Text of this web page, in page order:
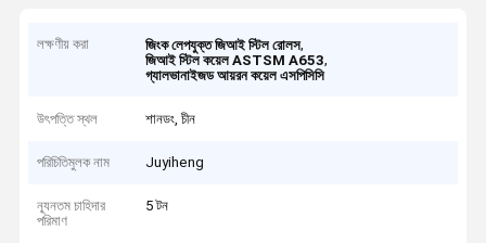
লক্ষণীয় করা জিংক লেপযুক্ত জিআই স্টিল রোলস,
জিআই স্টিল কয়েল ASTSM A653,
গ্যালভানাইজড আয়রন কয়েল এসপিসিসি
উৎপত্তি স্থল শানডং, চীন
পরিচিতিমুলক নাম Juyiheng
ন্যূনতম চাহিদার
পরিমাণ
5 টন